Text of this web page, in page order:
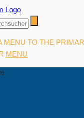
MENU TO THE
MENU